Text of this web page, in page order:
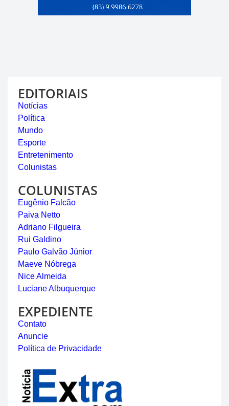
EDITORIAIS
Notícias
Política
Mundo
Esporte
Entretenimento
Colunistas
COLUNISTAS
Eugênio Falcão
Paiva Netto
Adriano Filgueira
Rui Galdino
Paulo Galvão Júnior
Maeve Nóbrega
Nice Almeida
Luciane Albuquerque
EXPEDIENTE
Contato
Anuncie
Política de Privacidade